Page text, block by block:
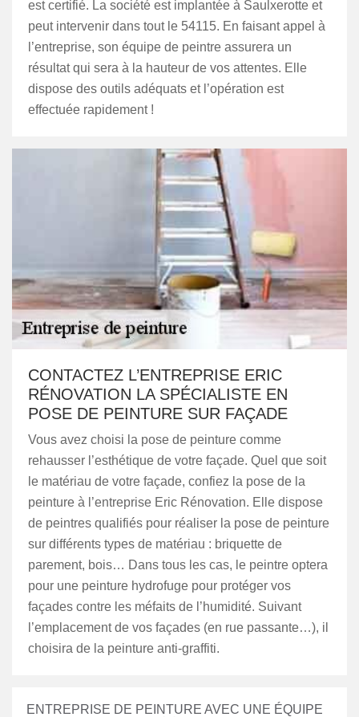
est certifié. La société est implantée à Saulxerotte et
peut intervenir dans tout le 54115. En faisant appel à
l’entreprise, son équipe de peintre assurera un
résultat qui sera à la hauteur de vos attentes. Elle
dispose des outils adéquats et l’opération est
effectuée rapidement !
CONTACTEZ L’ENTREPRISE ERIC
RÉNOVATION LA SPÉCIALISTE EN
POSE DE PEINTURE SUR FAÇADE
Vous avez choisi la pose de peinture comme
rehausser l’esthétique de votre façade. Quel que soit
le matériau de votre façade, confiez la pose de la
peinture à l’entreprise Eric Rénovation. Elle dispose
de peintres qualifiés pour réaliser la pose de peinture
sur différents types de matériau : briquette de
parement, bois… Dans tous les cas, le peintre optera
pour une peinture hydrofuge pour protéger vos
façades contre les méfaits de l’humidité. Suivant
l’emplacement de vos façades (en rue passante…), il
choisira de la peinture anti-graffiti.
ENTREPRISE DE PEINTURE AVEC UNE ÉQUIPE